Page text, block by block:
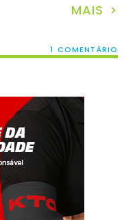
MAIS >
1 COMENTÁRIO